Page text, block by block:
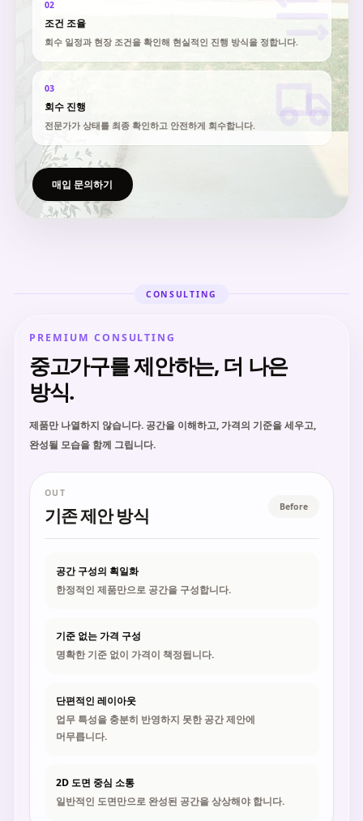
02
조건 조율
회수 일정과 현장 조건을 확인해 현실적인 진행 방식을 정합니다.
03
회수 진행
전문가가 상태를 최종 확인하고 안전하게 회수합니다.
매입 문의하기
CONSULTING
PREMIUM CONSULTING
중고가구를 제안하는, 더 나은
방식.
제품만 나열하지 않습니다. 공간을 이해하고, 가격의 기준을 세우고,
완성될 모습을 함께 그립니다.
OUT
기존 제안 방식 Before
공간 구성의 획일화
한정적인 제품만으로 공간을 구성합니다.
기준 없는 가격 구성
명확한 기준 없이 가격이 책정됩니다.
단편적인 레이아웃
업무 특성을 충분히 반영하지 못한 공간 제안에
머무릅니다.
2D 도면 중심 소통
일반적인 도면만으로 완성된 공간을 상상해야 합니다.